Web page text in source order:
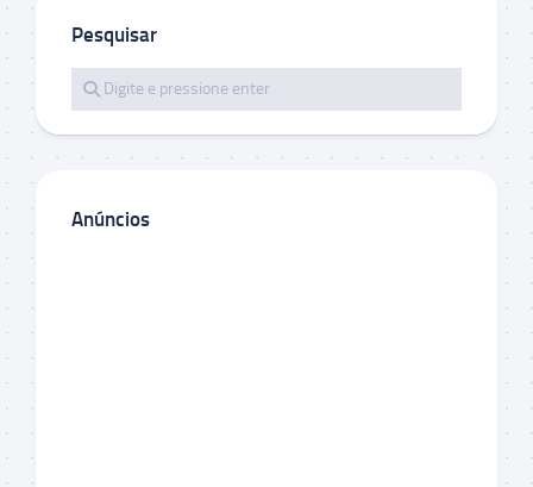
Pesquisar
Anúncios